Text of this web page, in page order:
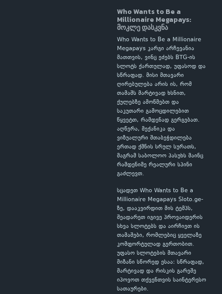
Who Wants to Be a
Millionaire Megapays:
მოკლე დასკვნა
Who Wants to Be a Millionaire
Megapays კარგი არჩევანია
მათთვის, ვინც ეძებს BTG-ის
სლოტს ქართულად, უფასოდ და
სწრაფად. მისი მთავარი
ღირებულება არის ის, რომ
თამაშს მარტივად ხსნით,
ქულებზე ამოწმებთ და
საკუთარი გამოცდილებით
წყვეტთ, რამდენად გერგებათ.
აღწერა, მექანიკა და
ვიზუალური შთაბეჭდილება
ერთად ქმნის სრულ სურათს,
მაგრამ საბოლოო პასუხს მაინც
რამდენიმე რეალური სპინი
გაძლევთ.
სცადეთ Who Wants to Be a
Millionaire Megapays Sloto.ge-
ზე, დააკვირდით მის ტემპს,
შეადარეთ იგივე პროვაიდერის
სხვა სლოტებს და აირჩიეთ ის
თამაშები, რომლებიც ყველაზე
კომფორტულად გერთობით.
უფასო სლოტების მთავარი
მიზანი სწორედ ესაა: სწრაფად,
მარტივად და რისკის გარეშე
იპოვოთ თქვენთვის საინტერესო
სათაურები.